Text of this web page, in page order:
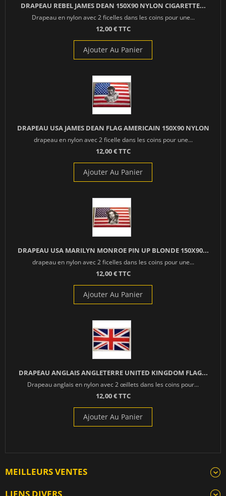
DRAPEAU REBEL JAMES DEAN 150X90 NYLON CIGARETTE...
Drapeau en nylon avec 2 ficelles dans les coins pour une...
12,00 € TTC
Ajouter Au Panier
DRAPEAU USA JAMES DEAN FLAG AMERICAIN 150X90 NYLON
drapeau en nylon avec 2 ficelle dans les coins pour une...
12,00 € TTC
Ajouter Au Panier
DRAPEAU USA MARILYN MONROE PIN UP BLONDE 150X90...
drapeau en nylon avec 2 ficelles dans les coins pour une...
12,00 € TTC
Ajouter Au Panier
DRAPEAU ANGLAIS ANGLETERRE UNITED KINGDOM FLAG...
Drapeau anglais en nylon avec 2 œillets dans les coins pour...
12,00 € TTC
Ajouter Au Panier
MEILLEURS VENTES
LIENS DIVERS